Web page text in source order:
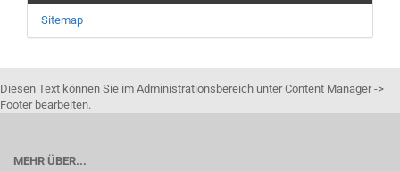
Sitemap
Diesen Text können Sie im Administrationsbereich unter Content Manager ->
Footer bearbeiten.
MEHR ÜBER...